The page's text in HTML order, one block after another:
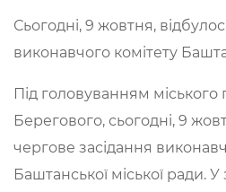
Сьогодні, 9 жовтня,
виконавчого комітету
Під головуванням
Берегового, сьогодні, 9
чергове засідання
Баштанської міської ради. У